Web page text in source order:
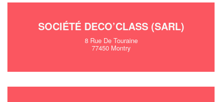
SOCIÉTÉ DECO’CLASS (SARL)
8 Rue De Touraine
77450 Montry